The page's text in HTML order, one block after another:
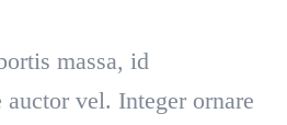
massa, id
vel. Integer ornare